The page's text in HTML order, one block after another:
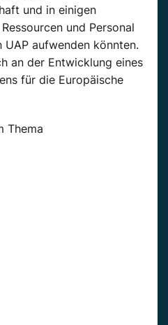
und in einigen
und Personal
aufwenden könnten.
an der Entwicklung eines
für die Europäische
Thema